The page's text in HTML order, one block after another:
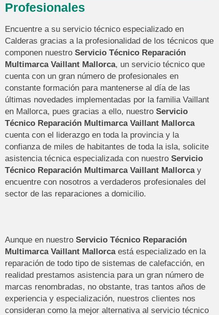
Profesionales
Encuentre a su servicio técnico especializado en
Calderas gracias a la profesionalidad de los técnicos que
componen nuestro Servicio Técnico Reparación
Multimarca Vaillant Mallorca, un servicio técnico que
cuenta con un gran número de profesionales en
constante formación para mantenerse al día de las
últimas novedades implementadas por la familia Vaillant
en Mallorca, pues gracias a ello, nuestro Servicio
Técnico Reparación Multimarca Vaillant Mallorca
cuenta con el liderazgo en toda la provincia y la
confianza de miles de habitantes de toda la isla, solicite
asistencia técnica especializada con nuestro Servicio
Técnico Reparación Multimarca Vaillant Mallorcay
encuentre con nosotros a verdaderos profesionales del
sector de las reparaciones a domicilio.
Aunque en nuestro Servicio Técnico Reparación
Multimarca Vaillant Mallorcaestá especializado en la
reparación de todo tipo de sistemas de calefacción, en
realidad prestamos asistencia para un gran número de
marcas renombradas, no obstante, tras tantos años de
experiencia y especialización, nuestros clientes nos
consideran como la mejor alternativa al servicio técnico